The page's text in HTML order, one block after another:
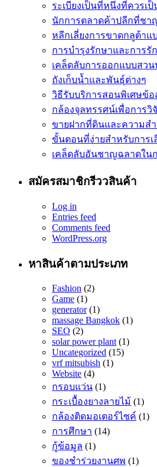
ระเบียงเป็นที่หนึ่งที่ควร
นักการตลาดค้าปลีกที่ชา
หลีกเลี่ยงการขาดกลูต้าแ
การบำรุงรักษาและการรั
เคล็ดลับการออกแบบสว
ถังเก็บน้ำและพันธุ์ต่างๆ
วิธีรับบริการสอนพิเศษข้
กล้องจุลทรรศน์เพื่อการวิ
ขายฝากที่ดินและความส
ขั้นตอนที่ง่ายสำหรับการเ
เคล็ดลับอันชาญฉลาดใน
สมัครสมาชิกรีววสินค้า
Log in
Entries feed
Comments feed
WordPress.org
หาสินค้าตามประเภท
Fashion (2)
Game (1)
generator(1)
massage Bangkok (1)
SEO (2)
solar power plant (1)
Uncategorized (15)
vrf mitsubish (1)
Website (4)
กรอบแว่น (1)
กระเบื้องยางลายไม้ (1)
กล้องติดมอเตอร์ไซค์ (1)
การศึกษา (14)
กู้ข้อมูล (1)
ของชำร่วยงานศพ (1)